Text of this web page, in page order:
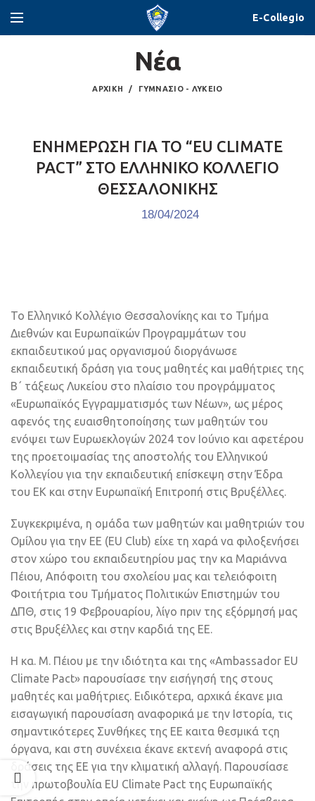
E-Collegio
Νέα
ΑΡΧΙΚΉ ΓΥΜΝΆΣΙΟ - ΛΎΚΕΙΟ
ΕΝΗΜΕΡΩΣΗ ΓΙΑ ΤΟ “EU CLIMATE
PACT” ΣΤΟ ΕΛΛΗΝΙΚΟ ΚΟΛΛΕΓΙΟ
ΘΕΣΣΑΛΟΝΙΚΗΣ
18/04/2024
Το Ελληνικό Κολλέγιο Θεσσαλονίκης και το Τμήμα
Διεθνών και Ευρωπαϊκών Προγραμμάτων του
εκπαιδευτικού μας οργανισμού διοργάνωσε
εκπαιδευτική δράση για τους μαθητές και μαθήτριες της
Β΄ τάξεως Λυκείου στο πλαίσιο του προγράμματος
«Ευρωπαϊκός Εγγραμματισμός των Νέων», ως μέρος
αφενός της ευαισθητοποίησης των μαθητών του
ενόψει των Ευρωεκλογών 2024 τον Ιούνιο και αφετέρου
της προετοιμασίας της αποστολής του Ελληνικού
Κολλεγίου για την εκπαιδευτική επίσκεψη στην Έδρα
του ΕΚ και στην Ευρωπαϊκή Επιτροπή στις Βρυξέλλες.
Συγκεκριμένα, η ομάδα των μαθητών και μαθητριών του
Ομίλου για την ΕΕ (EU Club) είχε τη χαρά να φιλοξενήσει
στον χώρο του εκπαιδευτηρίου μας την κα Μαριάννα
Πέιου, Απόφοιτη του σχολείου μας και τελειόφοιτη
Φοιτήτρια του Τμήματος Πολιτικών Επιστημών του
ΔΠΘ, στις 19 Φεβρουαρίου, λίγο πριν της εξόρμησή μας
στις Βρυξέλλες και στην καρδιά της ΕΕ.
Η κα. Μ. Πέιου με την ιδιότητα και της «Ambassador EU
Climate Pact» παρουσίασε την εισήγησή της στους
μαθητές και μαθήτριες. Ειδικότερα, αρχικά έκανε μια
εισαγωγική παρουσίαση αναφορικά με την Ιστορία, τις
σημαντικότερες Συνθήκες της ΕΕ καιτα θεσμικά τςη
όργανα, και στη συνέχεια έκανε εκτενή αναφορά στις
δράσεις της ΕΕ για την κλιματική αλλαγή. Παρουσίασε
την πρωτοβουλία EU Climate Pact της Ευρωπαϊκής